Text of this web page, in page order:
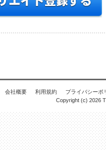
会社概要 利用規約
プライバシーポ
Copyright (c) 2026